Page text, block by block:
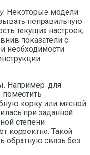
. Некоторые модели
неправильную
текущих настроек,
показатели с
необходимости
. Например, для
корку или мясной
при заданной
степени
корректно. Такой
обратную связь без